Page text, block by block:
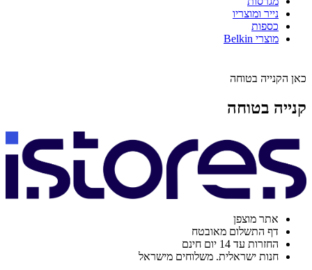
נייר ומוצריו
כספות
מוצרי Belkin
כאן הקנייה בטוחה
קנייה בטוחה
אתר מוצפן
דף התשלום מאובטח
החזרות עד 14 יום חינם
חנות ישראלית. משלוחים מישראל